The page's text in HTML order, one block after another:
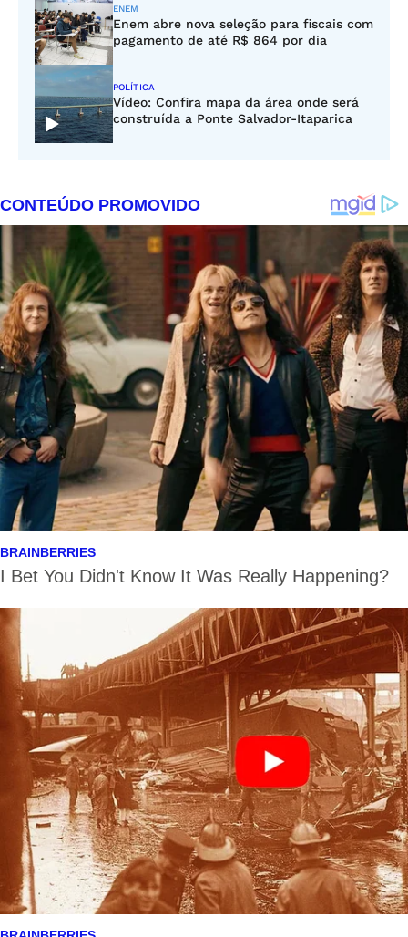
ENEM
Enem abre nova seleção para fiscais com
pagamento de até R$ 864 por dia
POLÍTICA
Vídeo: Confira mapa da área onde será
construída a Ponte Salvador-Itaparica